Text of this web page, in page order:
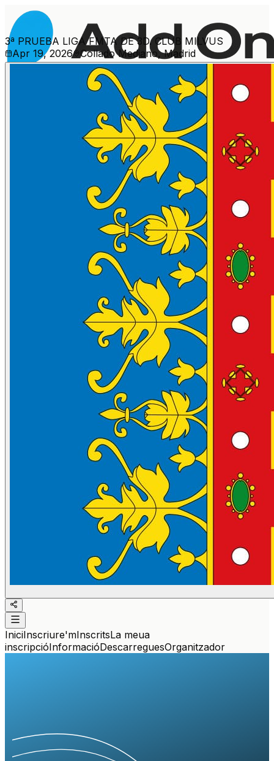
3ª PRUEBA LIGA FMTA DE 3D. CLUB MILVUS
Apr 19, 2026
Collado Mediano, Madrid
IniciInscriure'mInscritsLa meua
inscripcióInformacióDescarreguesOrganitzador